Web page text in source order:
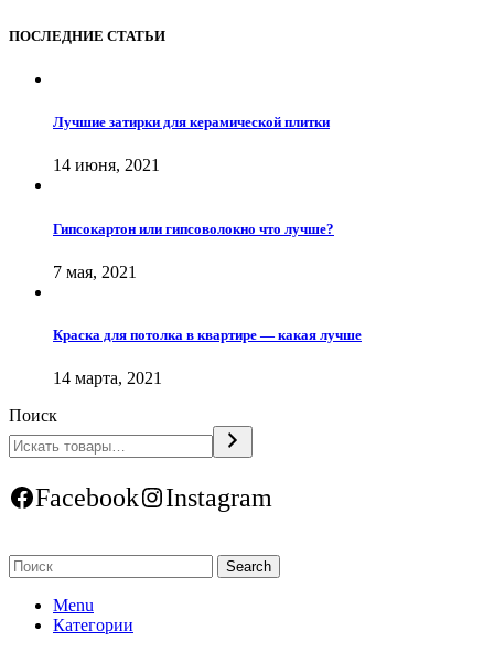
ПОСЛЕДНИЕ СТАТЬИ
Лучшие затирки для керамической плитки
14 июня, 2021
Гипсокартон или гипсоволокно что лучше?
7 мая, 2021
Краска для потолка в квартире — какая лучше
14 марта, 2021
Поиск
Facebook Instagram
Search
Menu
Категории